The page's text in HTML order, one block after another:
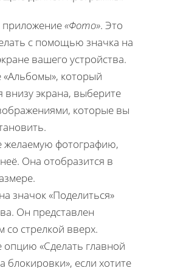
приложение«Фото». Это
с помощью значка на
вашего устройства.
«Альбомы», который
внизу экрана, выберите
которые вы
желаемую фотографию,
Она отобразится в
значок «Поделиться»
Он представлен
со стрелкой вверх.
опцию «Сделать главной
блокировки», если хотите